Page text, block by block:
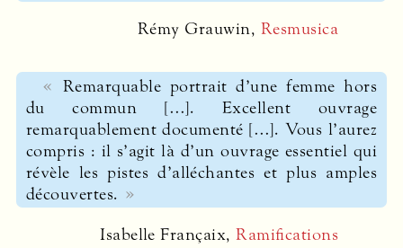
Rémy Grauwin, Resmusica
Remarquable portrait d’une femme hors
du commun […]. Excellent ouvrage
remarquablement documenté […]. Vous l’aurez
compris : il s’agit là d’un ouvrage essentiel qui
révèle les pistes d’alléchantes et plus amples
découvertes.
Isabelle Françaix,Ramifications